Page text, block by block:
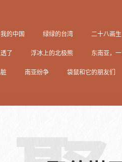
我的中国 绿绿的台湾 二十八画生
了 浮冰上的北极熊 东南亚，
南亚纷争 袋鼠和它的朋友们